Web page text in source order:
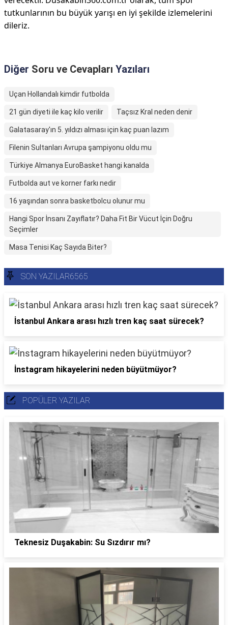
tutkunlarının bu büyük yarışı en iyi şekilde izlemelerini
dileriz.
Diğer Soru ve Cevapları Yazıları
Uçan Hollandalı kimdir futbolda
21 gün diyeti ile kaç kilo verilir Taçsız Kral neden denir
Galatasaray'ın 5. yıldızı alması için kaç puan lazım
Filenin Sultanları Avrupa şampiyonu oldu mu
Türkiye Almanya EuroBasket hangi kanalda
Futbolda aut ve korner farkı nedir
16 yaşından sonra basketbolcu olunur mu
Hangi Spor İnsanı Zayıflatır? Daha Fit Bir Vücut İçin Doğru
Seçimler
Masa Tenisi Kaç Sayıda Biter?
SON YAZILAR6565
İstanbul Ankara arası hızlı tren kaç saat sürecek?
İnstagram hikayelerini neden büyütmüyor?
POPÜLER YAZILAR
Teknesiz Duşakabin: Su Sızdırır mı?